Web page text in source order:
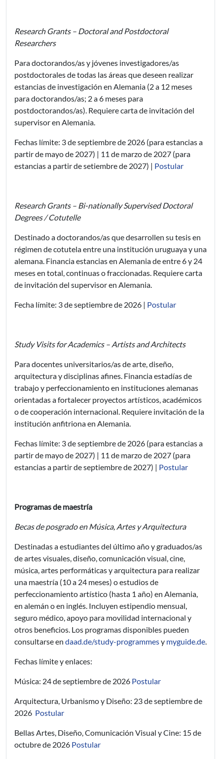
Research Grants – Doctoral and Postdoctoral
Researchers
Para doctorandos/as y jóvenes investigadores/as
postdoctorales de todas las áreas que deseen realizar
estancias de investigación en Alemania (2 a 12 meses
para doctorandos/as; 2 a 6 meses para
postdoctorandos/as). Requiere carta de invitación del
supervisor en Alemania.
Fechas límite: 3 de septiembre de 2026 (para estancias a
partir de mayo de 2027) | 11 de marzo de 2027 (para
estancias a partir de setiembre de 2027) | Postular
Research Grants – Bi-nationally Supervised Doctoral
Degrees / Cotutelle
Destinado a doctorandos/as que desarrollen su tesis en
régimen de cotutela entre una institución uruguaya y una
alemana. Financia estancias en Alemania de entre 6 y 24
meses en total, continuas o fraccionadas. Requiere carta
de invitación del supervisor en Alemania.
Fecha límite: 3 de septiembre de 2026 | Postular
Study Visits for Academics – Artists and Architects
Para docentes universitarios/as de arte, diseño,
arquitectura y disciplinas afines. Financia estadías de
trabajo y perfeccionamiento en instituciones alemanas
orientadas a fortalecer proyectos artísticos, académicos
o de cooperación internacional. Requiere invitación de la
institución anfitriona en Alemania.
Fechas límite: 3 de septiembre de 2026 (para estancias a
partir de mayo de 2027) | 11 de marzo de 2027 (para
estancias a partir de septiembre de 2027) | Postular
Programas de maestría
Becas de posgrado en Música, Artes y Arquitectura
Destinadas a estudiantes del último año y graduados/as
de artes visuales, diseño, comunicación visual, cine,
música, artes performáticas y arquitectura para realizar
una maestría (10 a 24 meses) o estudios de
perfeccionamiento artístico (hasta 1 año) en Alemania,
en alemán o en inglés. Incluyen estipendio mensual,
seguro médico, apoyo para movilidad internacional y
otros beneficios. Los programas disponibles pueden
consultarse en daad.de/study-programmesy myguide.de.
Fechas límite y enlaces:
Música: 24 de septiembre de 2026 Postular
Arquitectura, Urbanismo y Diseño: 23 de septiembre de
2026 Postular
Bellas Artes, Diseño, Comunicación Visual y Cine: 15 de
octubre de 2026 Postular